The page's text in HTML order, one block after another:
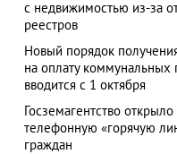
с недвижимостью из-за
реестров
Новый порядок
на оплату коммунальных
вводится с 1 октября
Госземагентство открыло
телефонную «горячую
граждан